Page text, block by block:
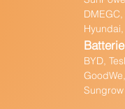
Batteri
BYD,
GoodWe,
Sungrow